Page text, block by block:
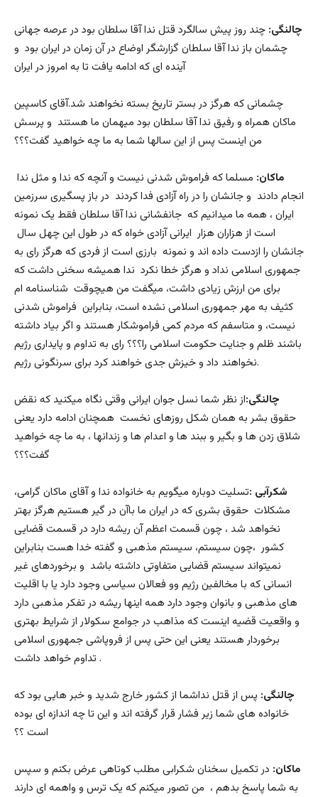
چالنگی: چند روز پیش سالگرد قتل ندا آقا سلطان بود در عرصه جهانی
چشمان باز ندا آقا سلطان گزارشگر اوضاع در آن زمان در ایران بود و
آینده ای که ادامه یافت تا به امروز در ایران
چشمانی که هرگز در بستر تاریخ بسته نخواهند شد.آقای کاسپین
ماکان همراه و رفیق ندا آقا سلطان بود میهمان ما هستند و پرسش
من اینست پس از این سالها شما به ما چه خواهید گفت؟؟؟
ماکان: مسلما که فراموش شدنی نیست و آنچه که ندا و مثل ندا
انجام دادند و جانشان را در راه آزادی فدا کردند در باز پسگیری سرزمین
ایران ، همه ما میدانیم که جانفشانی ندا آقا سلطان فقط یک نمونه
است از هزاران هزار ایرانی آزادی خواه که در طول این چهل سال
جانشان را ازدست داده اند و نمونه بارزی است از فردی که هرگز رای به
جمهوری اسلامی نداد و هرگز خطا نکرد ندا همیشه سخنی داشت که
برای من ارزش زیادی داشت، میگفت من هیچوقت شناسنامه ام
کثیف به مهر جمهوری اسلامی نشده است، بنابراین فراموش شدنی
نیست، و متاسفم که مردم کمی فراموشکار هستند و اگر بیاد داشته
باشند ظلم و جنایت حکومت اسلامی را؟؟؟ رای به تداوم و پایداری رژیم
نخواهند داد و خیزش جدی خواهند کرد برای سرنگونی رژیم.
چالنگی:از نظر شما نسل جوان ایرانی وقتی نگاه میکنید که نقض
حقوق بشر به همان شکل روزهای نخست همچنان ادامه دارد یعنی
شلاق زدن ها و بگیر و ببند ها و اعدام ها و زندانها ، به ما چه خواهید
گفت؟؟؟
شکرآبی :تسلیت دوباره میگویم به خانواده ندا و آقای ماکان گرامی،
مشکلات حقوق بشری که در ایران ما باآن در گیر هستیم هرگز بهتر
نخواهد شد ، چون قسمت اعظم آن ریشه دارد در قسمت قضایی
کشور ،چون سیستم، سیستم مذهبی و گفته خدا هست بنابراین
نمیتواند سیستم قضایی متفاوتی داشته باشد و برخوردهای غیر
انسانی که با مخالفین رژیم وو فعالان سیاسی وجود دارد یا با اقلیت
های مذهبی و بانوان وجود دارد همه اینها ریشه در تفکر مذهبی دارد
و واقعیت قضیه اینست که مذاهب در جوامع سکولار از شرایط بهتری
برخوردار هستند یعنی این حتی پس از فروپاشی جمهوری اسلامی
تداوم خواهد داشت .
چالنگی: پس از قتل نداشما از کشور خارج شدید و خبر هایی بود که
خانواده های شما زیر فشار قرار گرفته اند و این تا چه اندازه ای بوده
است ؟؟
ماکان: در تکمیل سخنان شکرابی مطلب کوتاهی عرض بکنم و سپس
به شما پاسخ بدهم ، من تصور میکنم که یک ترس و واهمه ای دارند